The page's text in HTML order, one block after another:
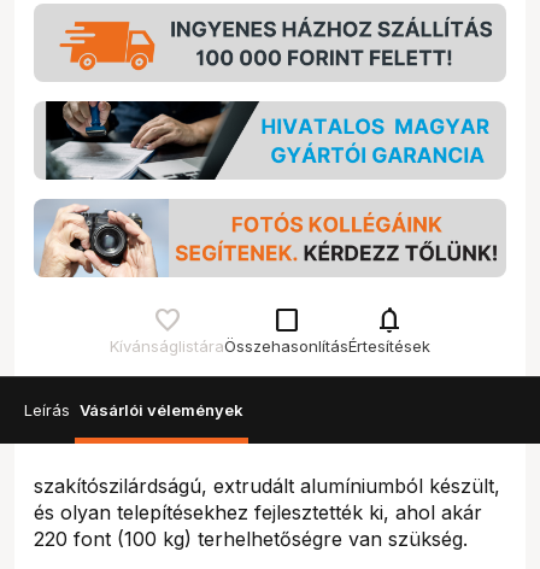
Kívánságlistára
check_box_outline_blank
Összehasonlítás
notifications
Értesítések
Leírás Vásárlói vélemények
szakítószilárdságú, extrudált alumíniumból készült,
és olyan telepítésekhez fejlesztették ki, ahol akár
220 font (100 kg) terhelhetőségre van szükség.